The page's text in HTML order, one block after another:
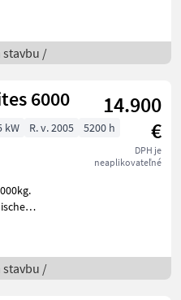
stavbu /
6000
14.900
€
DPH je
neaplikovateľné
kW R. v. 2005 5200 h
stavbu /